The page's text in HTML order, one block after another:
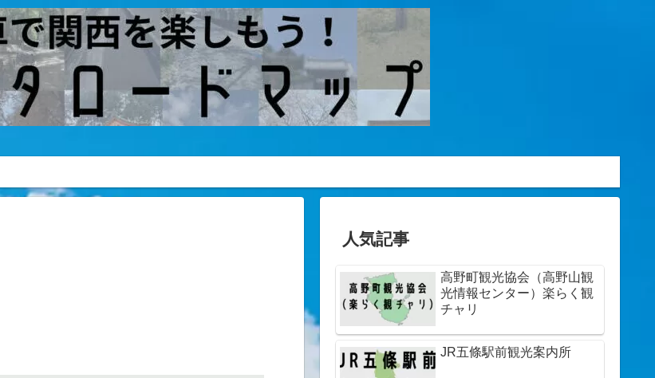
人気記事
高野町観光協会（高野山観
光情報センター）楽らく観
チャリ
JR五條駅前観光案内所